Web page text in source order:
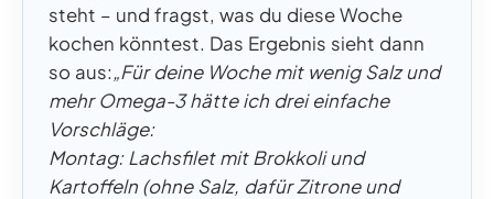
steht – und fragst, was du diese Woche
kochen könntest. Das Ergebnis sieht dann
so aus:„Für deine Woche mit wenig Salz und
mehr Omega-3 hätte ich drei einfache
Vorschläge:
Montag: Lachsfilet mit Brokkoli und
Kartoffeln (ohne Salz, dafür Zitrone und